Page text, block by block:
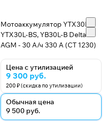
Мотоаккумулятор YTX30L,
YТX30L-BS, YB30L-B Delta
AGM - 30 А/ч 330 А (CT 1230)
Цена с утилизацией
9 300 руб.
200 ₽ (скидка по утилизации)
Обычная цена
9 500 руб.